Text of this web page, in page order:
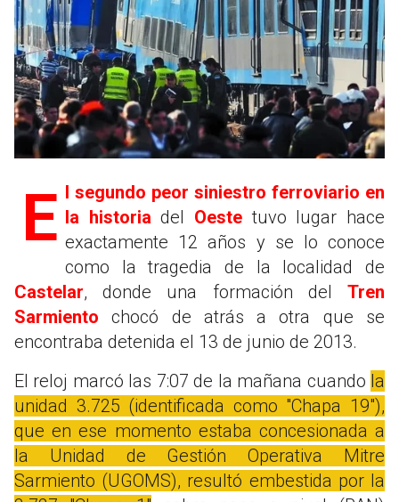
El segundo peor siniestro ferroviario en la historia del Oeste tuvo lugar hace
exactamente 12 años y se lo conoce
como la tragedia de la localidad de
Castelar, donde una formación del Tren
Sarmiento chocó de atrás a otra que se
encontraba detenida el 13 de junio de 2013.
El reloj marcó las 7:07 de la mañana cuando la
unidad 3.725 (identificada como "Chapa 19"),
que en ese momento estaba concesionada a
la Unidad de Gestión Operativa Mitre
Sarmiento (UGOMS), resultó embestida por la